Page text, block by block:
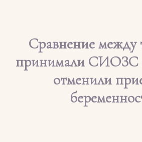
Сравнение между
принимали СИОЗС
отменили